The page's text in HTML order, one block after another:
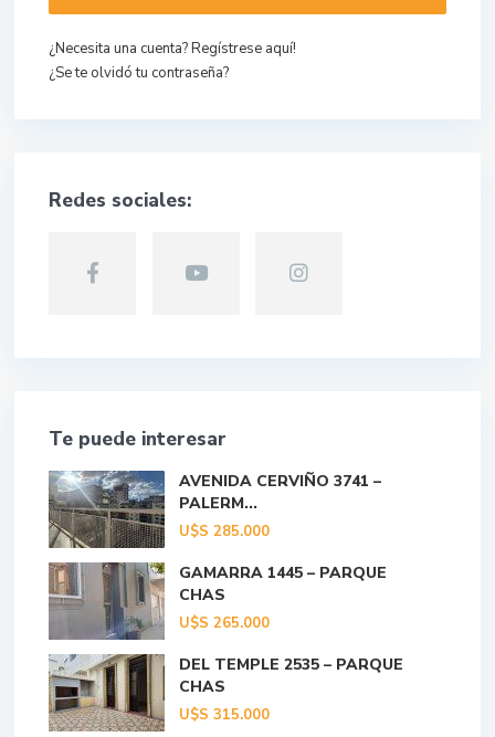
¿Necesita una cuenta? Regístrese aquí!
¿Se te olvidó tu contraseña?
Redes sociales:
Te puede interesar
AVENIDA CERVIÑO 3741 –
PALERM...
U$S 285.000
GAMARRA 1445 – PARQUE
CHAS
U$S 265.000
DEL TEMPLE 2535 – PARQUE
CHAS
U$S 315.000